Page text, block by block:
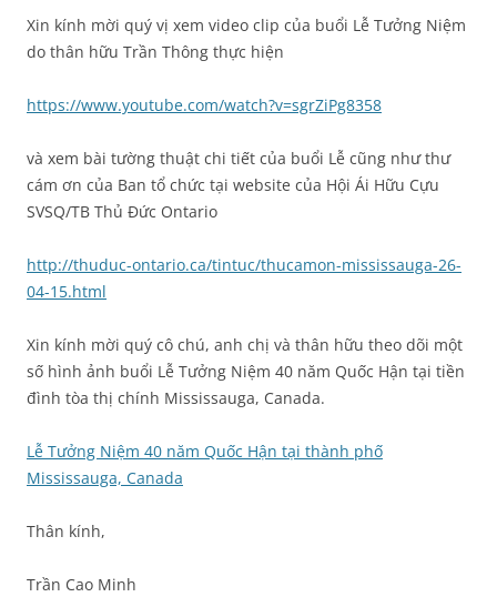
Xin kính mời quý vị xem video clip của buổi Lễ Tưởng Niệm
do thân hữu Trần Thông thực hiện
https://www.youtube.com/watch?v=sgrZiPg8358
và xem bài tường thuật chi tiết của buổi Lễ cũng như thư
cám ơn của Ban tổ chức tại website của Hội Ái Hữu Cựu
SVSQ/TB Thủ Đức Ontario
http://thuduc-ontario.ca/tintuc/thucamon-mississauga-26-
04-15.html
Xin kính mời quý cô chú, anh chị và thân hữu theo dõi một
số hình ảnh buổi Lễ Tưởng Niệm 40 năm Quốc Hận tại tiền
đình tòa thị chính Mississauga, Canada.
Lễ Tưởng Niệm 40 năm Quốc Hận tại thành phố
Mississauga, Canada
Thân kính,
Trần Cao Minh